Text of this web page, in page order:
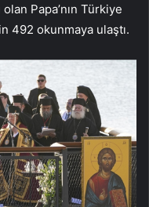
Papa’nın Türkiye
492 okunmaya ulaştı.